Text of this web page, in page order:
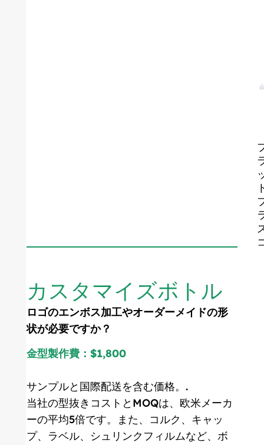
カスタマイズボトル
ロゴのエンボス加工やオーダーメイドの形
状が必要ですか？
金型製作費：$1,800
サンプルと国際配送を含む価格。.
当社の型抜きコストとMOQは、欧米メーカ
ーの平均5倍です。また、コルク、キャッ
プ、ラベル、シュリンクフィルムなど、ボ